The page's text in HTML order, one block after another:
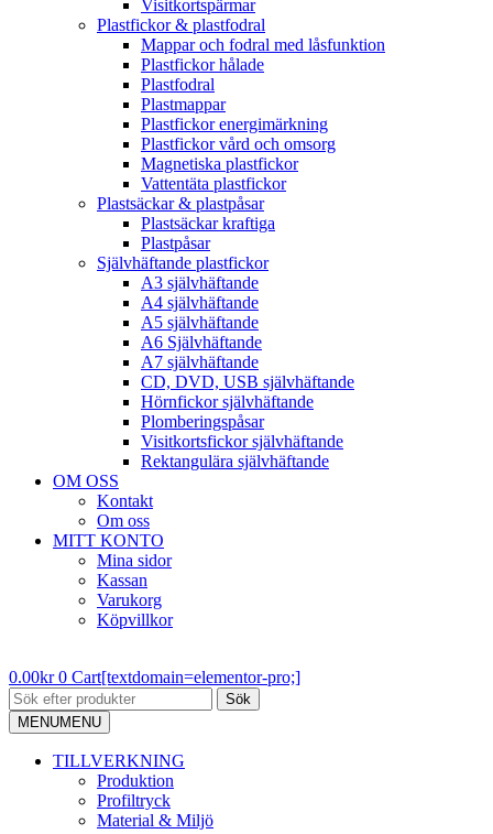
Visitkortspärmar
Plastfickor & plastfodral
Mappar och fodral med låsfunktion
Plastfickor hålade
Plastfodral
Plastmappar
Plastfickor energimärkning
Plastfickor vård och omsorg
Magnetiska plastfickor
Vattentäta plastfickor
Plastsäckar & plastpåsar
Plastsäckar kraftiga
Plastpåsar
Självhäftande plastfickor
A3 självhäftande
A4 självhäftande
A5 självhäftande
A6 Självhäftande
A7 självhäftande
CD, DVD, USB självhäftande
Hörnfickor självhäftande
Plomberingspåsar
Visitkortsfickor självhäftande
Rektangulära självhäftande
OM OSS
Kontakt
Om oss
MITT KONTO
Mina sidor
Kassan
Varukorg
Köpvillkor
0.00kr 0 Cart[textdomain=elementor-pro;]
Sök
MENUMENU
TILLVERKNING
Produktion
Profiltryck
Material & Miljö